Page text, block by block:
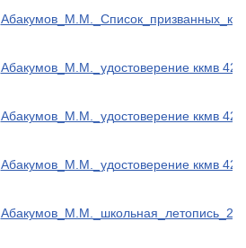
Абакумов_М.М._удостоверение ккмв 423
Абакумов_М.М._удостоверение ккмв 424
Абакумов_М.М._удостоверение ккмв 428
Абакумов_М.М._школьная_летопись_21